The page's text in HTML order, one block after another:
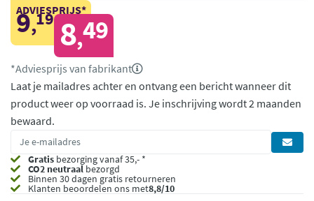
ADVIESPRIJS*
9,19 8,49
*Adviesprijs van fabrikant
Laat je mailadres achter en ontvang een bericht wanneer dit
product weer op voorraad is. Je inschrijving wordt 2 maanden
bewaard.
Gratis bezorging vanaf 35,- *
CO2 neutraalbezorgd
Binnen 30 dagen gratis retourneren
Klanten beoordelen ons met8,8/10